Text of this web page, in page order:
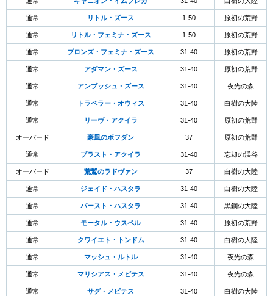
通常 リトル・ズース 1-50 原初の荒野
通常 リトル・フェミナ・ズース 1-50 原初の荒野
通常 ブロンズ・フェミナ・ズース 31-40 原初の荒野
通常 アダマン・ズース 31-40 原初の荒野
通常 アンブッシュ・ズース 31-40 夜光の森
通常 トラベラー・オウィス 31-40 白樹の大陸
通常 リーヴ・アクイラ 31-40 原初の荒野
オーバード 豪風のボフダン 37 原初の荒野
通常 ブラスト・アクイラ 31-40 忘却の渓谷
オーバード 荒鷲のラドヴァン 37 白樹の大陸
通常 ジェイド・ハスタラ 31-40 白樹の大陸
通常 バースト・ハスタラ 31-40 黒鋼の大陸
通常 モータル・ウスペル 31-40 原初の荒野
通常 クワイエト・トンドム 31-40 白樹の大陸
通常 マッシュ・ルトル 31-40 夜光の森
通常 マリシアス・メピテス 31-40 夜光の森
通常 サグ・メピテス 31-40 白樹の大陸